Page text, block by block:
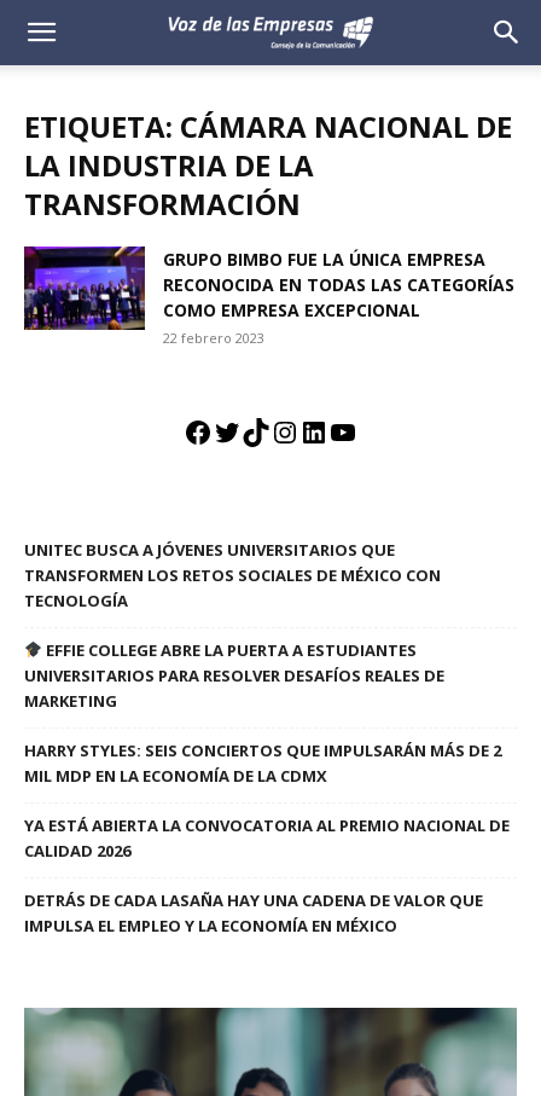
Voz
Empresas
ETIQUETA: CÁMARA NACIONAL DE
LA INDUSTRIA DE LA
TRANSFORMACIÓN
GRUPO BIMBO FUE LA ÚNICA EMPRESA
RECONOCIDA EN TODAS LAS CATEGORÍAS
COMO EMPRESA EXCEPCIONAL
22 febrero 2023
Facebook
Twitter
TikTok
Instagram
LinkedIn
YouTube
UNITEC BUSCA A JÓVENES UNIVERSITARIOS QUE
TRANSFORMEN LOS RETOS SOCIALES DE MÉXICO CON
TECNOLOGÍA
EFFIE COLLEGE ABRE LA PUERTA A ESTUDIANTES
UNIVERSITARIOS PARA RESOLVER DESAFÍOS REALES DE
MARKETING
HARRY STYLES: SEIS CONCIERTOS QUE IMPULSARÁN MÁS DE 2
MIL MDP EN LA ECONOMÍA DE LA CDMX
YA ESTÁ ABIERTA LA CONVOCATORIA AL PREMIO NACIONAL DE
CALIDAD 2026
DETRÁS DE CADA LASAÑA HAY UNA CADENA DE VALOR QUE
IMPULSA EL EMPLEO Y LA ECONOMÍA EN MÉXICO